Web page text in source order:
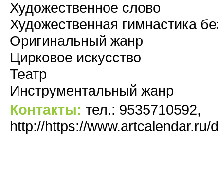
Художественное слово
Художественная гимнастика
Оригинальный жанр
Цирковое искусство
Театр
Инструментальный жанр
Контакты: тел.: 9535710592,
http://https://